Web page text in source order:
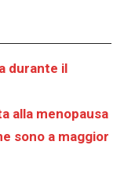
durante il
alla menopausa
sono a maggior